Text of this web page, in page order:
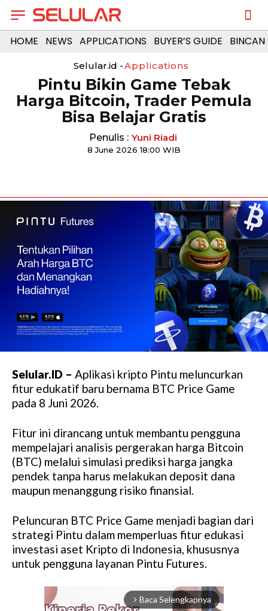
HOME NEWS APPLICATIONS BUYER’S GUIDE
Selular.id -Applications
Pintu Bikin Game Tebak
Harga Bitcoin, Trader Pemula
Bisa Belajar Gratis
Penulis : Yuni Riadi
8 June 2026 18:00 WIB
Selular.ID – Aplikasi kripto Pintu meluncurkan
fitur edukatif baru bernama BTC Price Game
pada 8 Juni 2026.
Fitur ini dirancang untuk membantu pengguna
mempelajari analisis pergerakan harga Bitcoin
(BTC) melalui simulasi prediksi harga jangka
pendek tanpa harus melakukan deposit dana
maupun menanggung risiko finansial.
Peluncuran BTC Price Game menjadi bagian dari
strategi Pintu dalam memperluas fitur edukasi
investasi aset Kripto di Indonesia, khususnya
untuk pengguna layanan Pintu Futures.
arrow_forward_ios Baca Selengkapnya